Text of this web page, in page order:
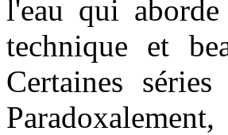
l'eau qui
technique et
Certaines